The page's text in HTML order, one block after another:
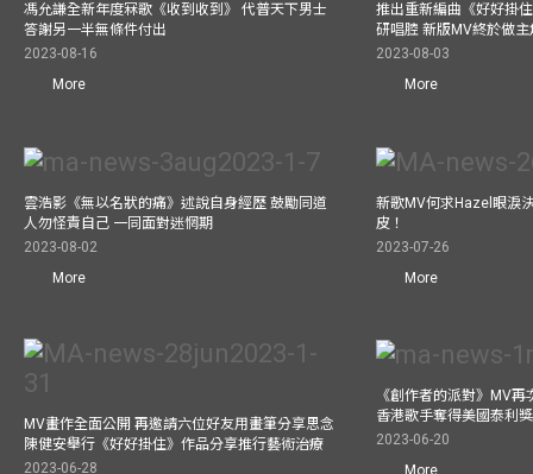
馮允謙全新年度冧歌《收到收到》 代普天下男士
答謝另一半無條件付出
2023-08-16
More
推出重新編曲《好好掛
研唱腔 新版MV終於做主
2023-08-03
More
雲浩影《無以名狀的痛》述說自身經歷 鼓勵同道
人勿怪責自己 一同面對迷惘期
2023-08-02
More
新歌MV何求Hazel眼淚
皮！
2023-07-26
More
MV畫作全面公開 再邀請六位好友用畫筆分享思念
陳健安舉行《好好掛住》作品分享推行藝術治療
2023-06-28
《創作者的派對》MV
香港歌手奪得美國泰利
2023-06-20